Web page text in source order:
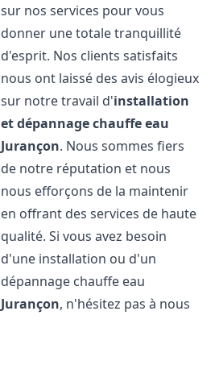
sur nos services pour vous
donner une totale tranquillité
d'esprit. Nos clients satisfaits
nous ont laissé des avis élogieux
sur notre travail d'installation
et dépannage chauffe eau
Jurançon. Nous sommes fiers
de notre réputation et nous
nous efforçons de la maintenir
en offrant des services de haute
qualité. Si vous avez besoin
d'une installation ou d'un
dépannage chauffe eau
Jurançon, n'hésitez pas à nous